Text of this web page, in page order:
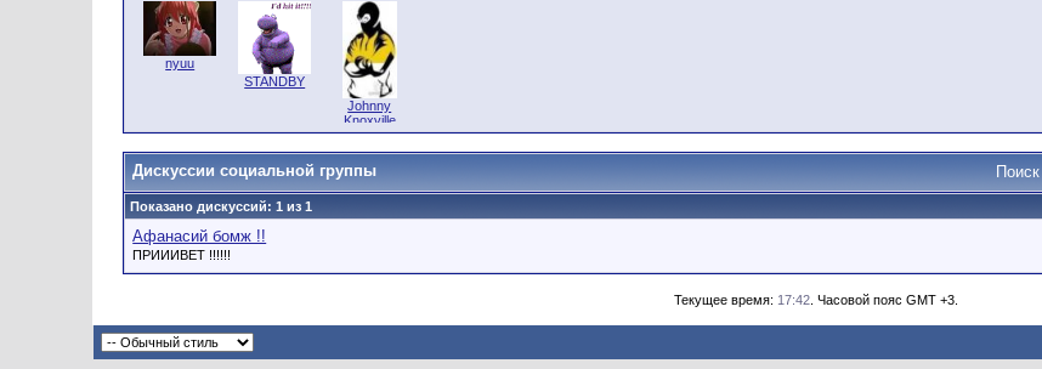
nyuu
STANDBY
Johnny
Knoxville
Дискуссии социальной группы
Показано дискуссий: 1 из 1
Афанасий бомж !!
ПРИИИВЕТ !!!!!!
Текущее время: 17:42 . Часовой пояс GMT +3.